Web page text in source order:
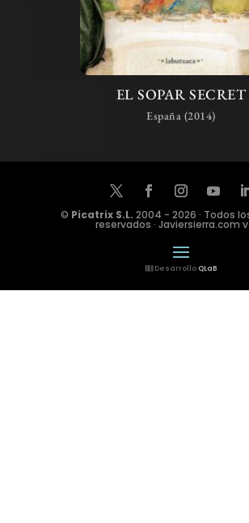
EL SOPAR SECRET
España (2014)
© Picatrix S.L. 2004 - 2026 · Todos
reservados · Javiersierra.com
Desarrollo QLaB